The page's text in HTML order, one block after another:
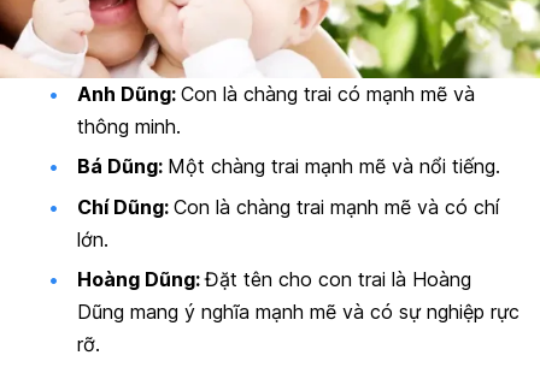
Anh Dũng: Con là chàng trai có mạnh mẽ và
thông minh.
Bá Dũng: Một chàng trai mạnh mẽ và nổi tiếng.
Chí Dũng: Con là chàng trai mạnh mẽ và có chí
lớn.
Hoàng Dũng:Đặt tên cho con trai là Hoàng
Dũng mang ý nghĩa mạnh mẽ và có sự nghiệp rực
rỡ.